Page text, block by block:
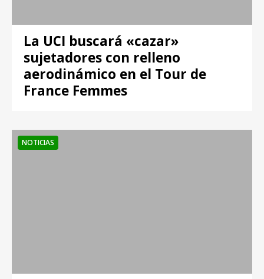
La UCI buscará «cazar»
sujetadores con relleno
aerodinámico en el Tour de
France Femmes
NOTICIAS